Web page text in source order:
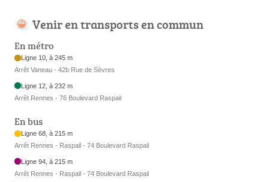
Venir en transports en commun
En métro
Ligne 10, à 245 m
Arrêt Vaneau - 42b Rue de Sèvres
Ligne 12, à 232 m
Arrêt Rennes - 76 Boulevard Raspail
En bus
Ligne 68, à 215 m
Arrêt Rennes - Raspail - 74 Boulevard Raspail
Ligne 94, à 215 m
Arrêt Rennes - Raspail - 74 Boulevard Raspail